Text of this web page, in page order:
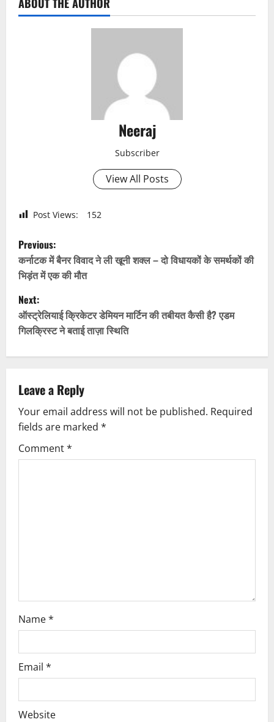
Neeraj
Subscriber
View All Posts
Post Views: 152
P
o
s
t
n
v
i
g
Previous:
कर्नाटक में बैनर विवाद ने ली खूनी शक्ल – दो विधायकों के समर्थकों की
भिड़ंत में एक की मौत
Next:
ऑस्ट्रेलियाई क्रिकेटर डेमियन मार्टिन की तबीयत कैसी है? एडम
गिलक्रिस्ट ने बताई ताज़ा स्थिति
Leave a Reply
Your email address will not be published. Required
fields are marked *
Comment*
Name*
Email *
Website